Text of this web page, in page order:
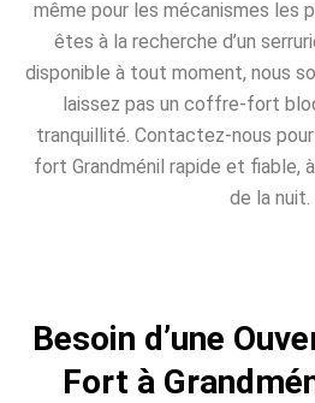
même pour les mécanismes les
êtes à la recherche d’un
disponible à tout moment, nous
laissez pas un coffre-fort
tranquillité. Contactez-nous
fort Grandménil rapide et fiable,
de la nuit.
Besoin d’une
Fort à